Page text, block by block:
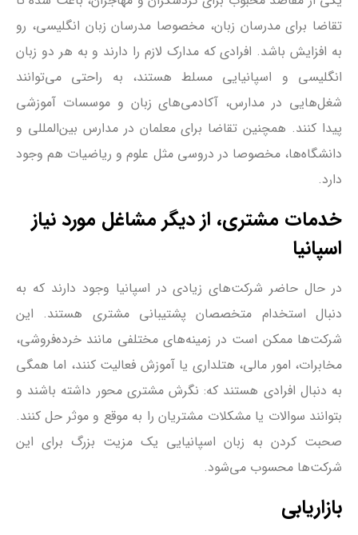
تقاضا برای مدرسان زبان، مخصوصا مدرسان زبان انگلیسی، رو
به افزایش باشد. افرادی که مدارک لازم را دارند و به هر دو زبان
انگلیسی و اسپانیایی مسلط هستند، به راحتی می‌توانند
شغل‌هایی در مدارس، آکادمی‌های زبان و موسسات آموزشی
پیدا کنند. همچنین تقاضا برای معلمان در مدارس بین‌المللی و
دانشگاه‌ها، مخصوصا در دروسی مثل علوم و ریاضیات هم وجود
دارد.
خدمات مشتری، از دیگر مشاغل مورد نیاز
اسپانیا
در حال حاضر شرکت‌های زیادی در اسپانیا وجود دارند که به
دنبال استخدام متخصصان پشتیبانی مشتری هستند. این
شرکت‌ها ممکن است در زمینه‌های مختلفی مانند خرده‌فروشی،
مخابرات، امور مالی، هتلداری یا آموزش فعالیت کنند، اما همگی
به دنبال افرادی هستند که: نگرش مشتری محور داشته باشند و
بتوانند سوالات یا مشکلات مشتریان را به موقع و موثر حل کنند.
صحبت کردن به زبان اسپانیایی یک مزیت بزرگ برای این
شرکت‌ها محسوب می‌شود.
بازاریابی